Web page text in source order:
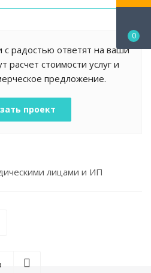
радостью ответят на ваши
расчет стоимости услуг и
предложение.
проект
лицами и ИП
0